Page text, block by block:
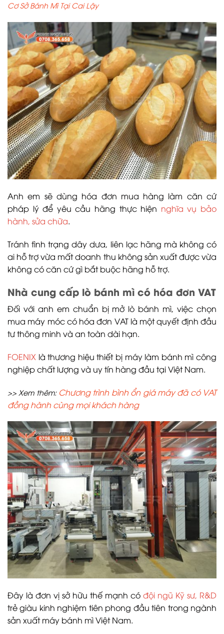
Cơ Sở Bánh Mì Tại Cai Lậy
Anh em sẽ dùng hóa đơn mua hàng làm căn cứ
pháp lý để yêu cầu hãng thực hiện nghĩa vụ bảo
hành, sửa chữa.
Tránh tình trạng dây dưa, liên lạc hãng mà không có
ai hỗ trợ vừa mất doanh thu không sản xuất được vừa
không có căn cứ gì bắt buộc hãng hỗ trợ.
Nhà cung cấp lò bánh mì có hóa đơn VAT
Đối với anh em chuẩn bị mở lò bánh mì, việc chọn
mua máy móc có hóa đơn VAT là một quyết định đầu
tư thông minh và an toàn dài hạn.
FOENIX là thương hiệu thiết bị máy làm bánh mì công
nghiệp chất lượng và uy tín hàng đầu tại Việt Nam.
>> Xem thêm: Chương trình bình ổn giá máy đã có VAT
đồng hành cùng mọi khách hàng
Đây là đơn vị sở hữu thế mạnh có đội ngũ Kỹ sư, R&D
trẻ giàu kinh nghiệm tiên phong đầu tiên trong ngành
sản xuất máy bánh mì Việt Nam.